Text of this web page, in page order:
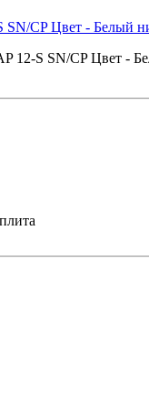
12-S SN/CP Цвет -